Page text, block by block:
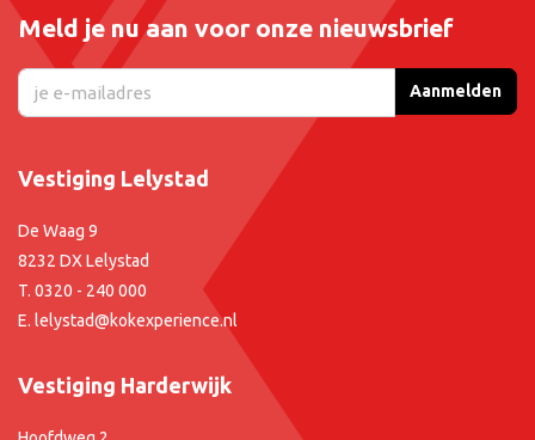
Meld je nu aan voor onze nieuwsbrief
Aanmelden
Vestiging Lelystad
De Waag 9
8232 DX Lelystad
T. 0320 - 240 000
E. lelystad@kokexperience.nl
Vestiging Harderwijk